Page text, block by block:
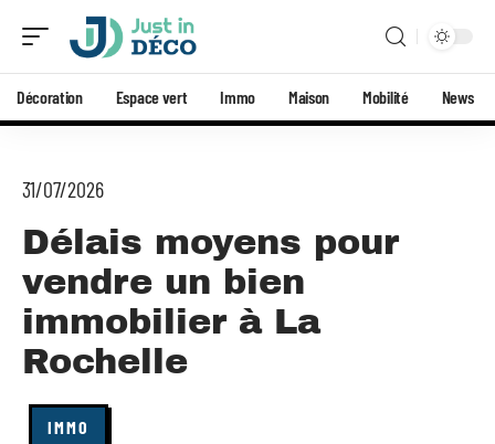
Décoration Espace vert Immo Maison Mobilité News
31/07/2026
Délais moyens pour
vendre un bien
immobilier à La
Rochelle
IMMO